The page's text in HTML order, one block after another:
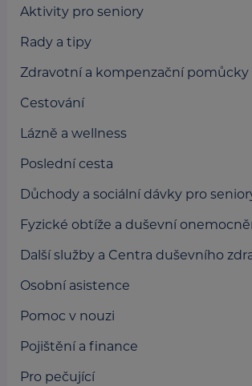
Aktivity pro seniory
Rady a tipy
Zdravotní a kompenzační pomůcky
Cestování
Lázně a wellness
Poslední cesta
Důchody a sociální dávky pro
Fyzické obtíže a duševní
Další služby a Centra duševního
Osobní asistence
Pomoc v nouzi
Pojištění a finance
Pro pečující